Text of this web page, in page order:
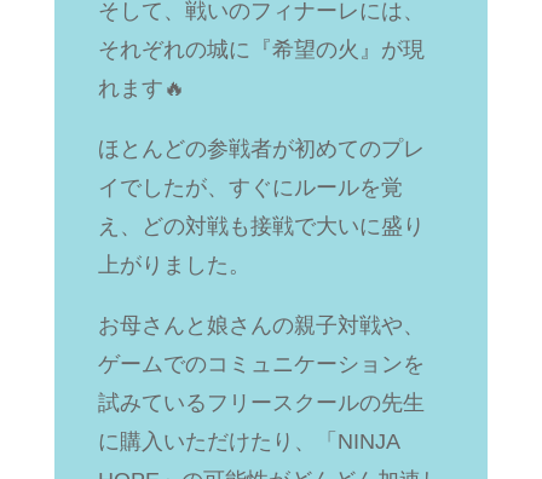
そして、戦いのフィナーレには、
それぞれの城に『希望の火』が現
れます🔥
ほとんどの参戦者が初めてのプレ
イでしたが、すぐにルールを覚
え、どの対戦も接戦で大いに盛り
上がりました。
お母さんと娘さんの親子対戦や、
ゲームでのコミュニケーションを
試みているフリースクールの先生
に購入いただけたり、「NINJA